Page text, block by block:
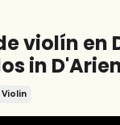
violín en
in
Violin